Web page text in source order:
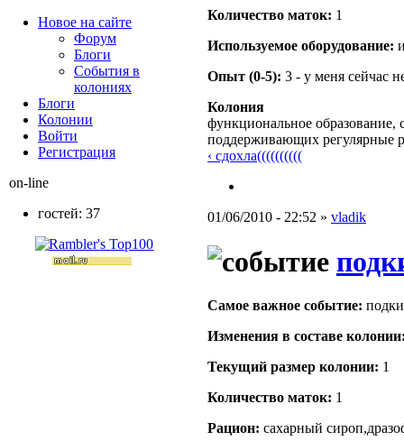
Количество маток: 1
Используемое оборудование:
Опыт (0-5): 3 - у меня сейчас
Колония
функциональное образование,
поддерживающих регулярные
‹ сдохла((((((((((
01/06/2010 - 22:52 » vladik
Самое важное событие:
Изменения в составе
Текущий размер кoлонии: 1
Количество маток: 1
Рацион: сахарный
Новое на сайте
Форум
Блоги
События в
колониях
Блоги
Колонии
Войти
Peгиcтpaция
on-line
гостей: 37